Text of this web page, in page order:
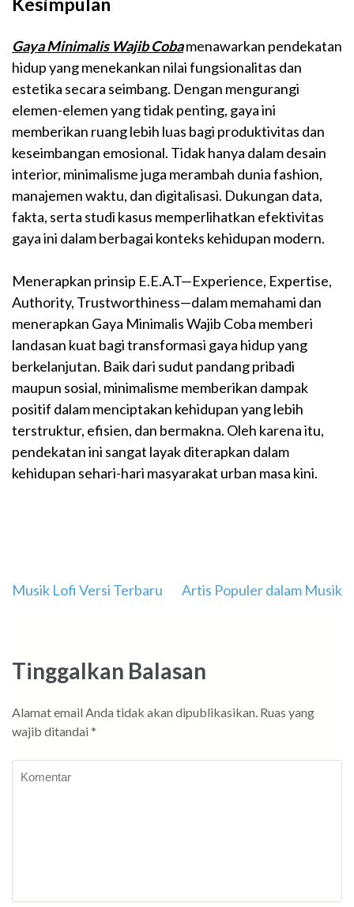
Gaya Minimalis Wajib Cobamenawarkan pendekatan
hidup yang menekankan nilai fungsionalitas dan
estetika secara seimbang. Dengan mengurangi
elemen-elemen yang tidak penting, gaya ini
memberikan ruang lebih luas bagi produktivitas dan
keseimbangan emosional. Tidak hanya dalam desain
interior, minimalisme juga merambah dunia fashion,
manajemen waktu, dan digitalisasi. Dukungan data,
fakta, serta studi kasus memperlihatkan efektivitas
gaya ini dalam berbagai konteks kehidupan modern.
Menerapkan prinsip E.E.A.T—Experience, Expertise,
Authority, Trustworthiness—dalam memahami dan
menerapkan Gaya Minimalis Wajib Coba memberi
landasan kuat bagi transformasi gaya hidup yang
berkelanjutan. Baik dari sudut pandang pribadi
maupun sosial, minimalisme memberikan dampak
positif dalam menciptakan kehidupan yang lebih
terstruktur, efisien, dan bermakna. Oleh karena itu,
pendekatan ini sangat layak diterapkan dalam
kehidupan sehari-hari masyarakat urban masa kini.
Navigasi
Musik Lofi Versi Terbaru Artis Populer dalam Musik
Tinggalkan Balasan
Alamat email Anda tidak akan dipublikasikan. Ruas yang
wajib ditandai *